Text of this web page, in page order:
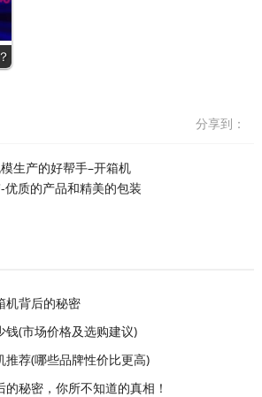
分享到：
生产的好帮手–开箱机
优质的产品和精美的包装
机背后的秘密
钱(市场价格及选购建议)
推荐(哪些品牌性价比更高)
秘密，你所不知道的真相！